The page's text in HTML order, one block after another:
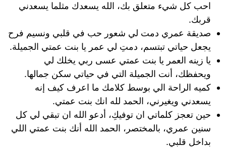
احب كل شيء متعلق بك، الله يسعدك مثلما يسعدني
قربك.
صديقة عمري‬⁩ دمت لي شعور حب في قلبي ونسيم فرح
يجعل حياتي تبتسم، دمتِ لي عمر يا بنت عمتي الجميلة.
يا زينه العمر يا بنت عمتي عسى ربي يخلك لي
ويحفظك، أنت الجميلة التي في حياتي سكن جمالها.
كميه الراحة الي بوسط كلامك ما اعرف كيف إنه
يسعدني ويغيرني، الحمد لله انك بنت عمتي.
حين تعجز كلماتي ان توفيكِ، أدعو الله ان تبقي لي كل
سنين عمري، بالمختصر، الحمد الله أنك بنت عمتي اللي
بداخل قلبي.